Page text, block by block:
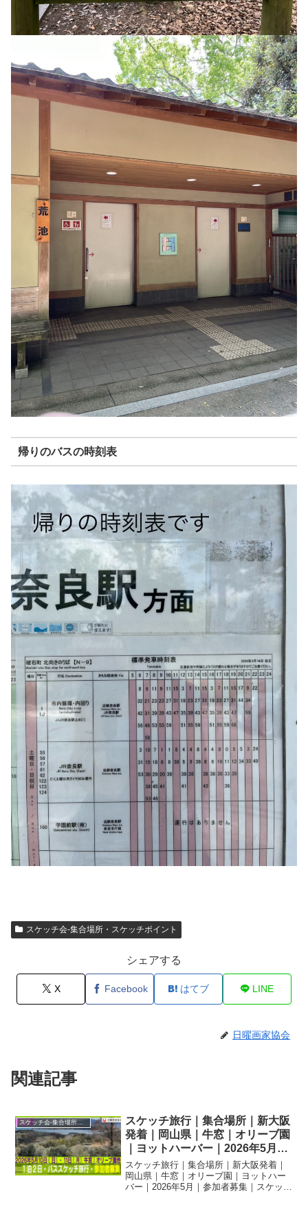
帰りのバスの時刻表
スケッチ会-集合場所・スケッチポイント
シェアする
X Facebook はてブ LINE
日曜画家協会
関連記事
スケッチ会-集合場所・スケッチポイント
スケッチ旅行｜集合場所｜新大阪
発着｜岡山県｜牛窓｜オリーブ園
｜ヨットハーバー｜2026年5月｜
参加者募集｜スケッチポイント
スケッチ旅行｜集合場所｜新大阪発着｜
岡山県｜牛窓｜オリーブ園｜ヨットハー
バー｜2026年5月｜参加者募集｜スケッチ